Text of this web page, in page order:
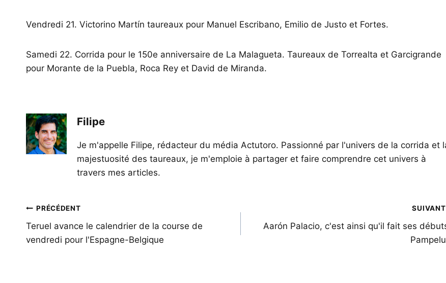
Vendredi 21. Victorino Martín taureaux pour Manuel Escribano, Emilio de Justo et Fortes.
Samedi 22. Corrida pour le 150e anniversaire de La Malagueta. Taureaux de Torrealta et Garcigrande
pour Morante de la Puebla, Roca Rey et David de Miranda.
Filipe
Je m'appelle Filipe, rédacteur du média Actutoro. Passionné par l'univers de la corrida et
majestuosité des taureaux, je m'emploie à partager et faire comprendre cet univers à
travers mes articles.
Navigation
de
l’article
PRÉCÉDENT
Teruel avance le calendrier de la course de
vendredi pour l'Espagne-Belgique
SUIVANT
Aarón Palacio, c'est ainsi qu'il fait ses